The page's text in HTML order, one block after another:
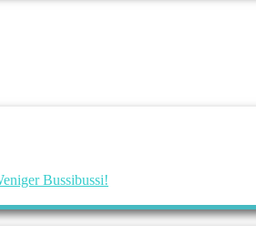
Bussibussi!